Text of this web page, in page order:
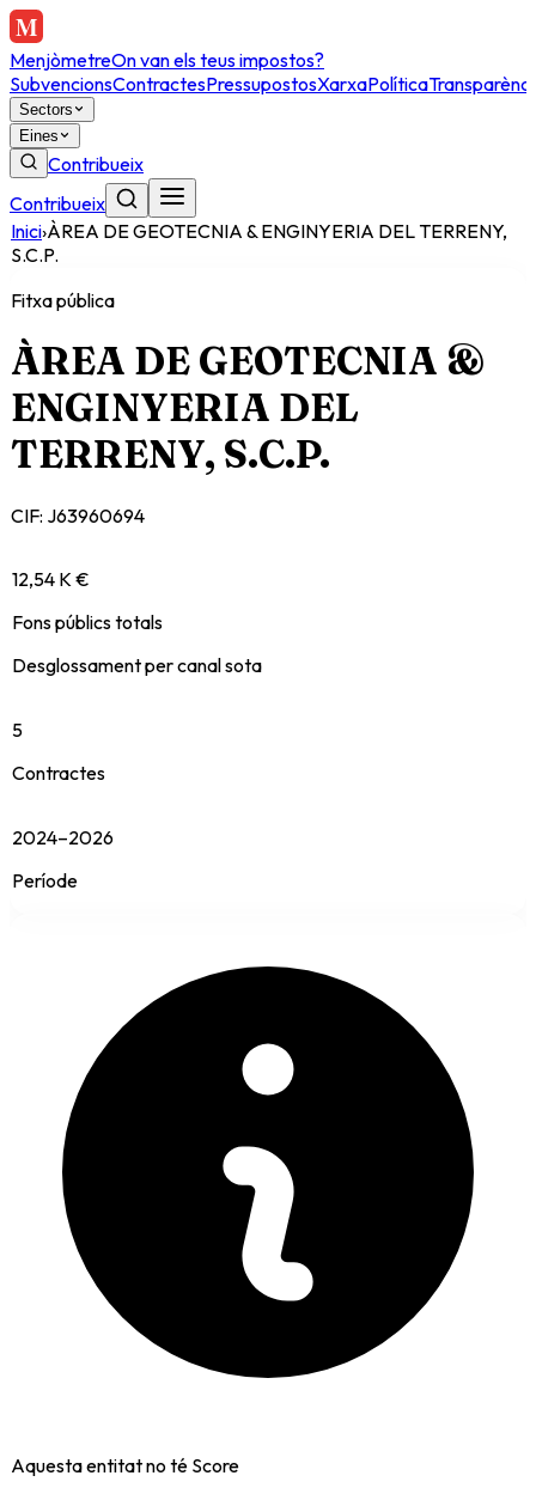
MenjòmetreOn van els teus impostos?
SubvencionsContractesPressupostosXarxaPolítica
Sectors
Eines
Contribueix
Contribueix
Inici›ÀREA DE GEOTECNIA & ENGINYERIA DEL TERRENY,
S.C.P.
Fitxa pública
ÀREA DE GEOTECNIA &
ENGINYERIA DEL
TERRENY, S.C.P.
CIF: J63960694
12,54 K €
Fons públics totals
Desglossament per canal sota
5
Contractes
2024–2026
Període
Aquesta entitat no té Score